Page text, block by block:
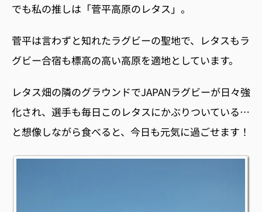
でも私の推しは「菅平高原のレタス」。
菅平は言わずと知れたラグビーの聖地で、レタスもラ
グビー合宿も標高の高い高原を適地としています。
レタス畑の隣のグラウンドでJAPANラグビーが日々強
化され、選手も毎日このレタスにかぶりついている…
と想像しながら食べると、今日も元気に過ごせます！